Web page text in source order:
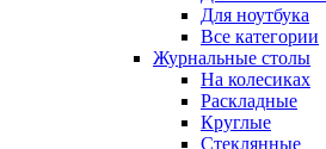
Для ноутбука
Все категории
Журнальные столы
На колесиках
Раскладные
Круглые
Стеклянные